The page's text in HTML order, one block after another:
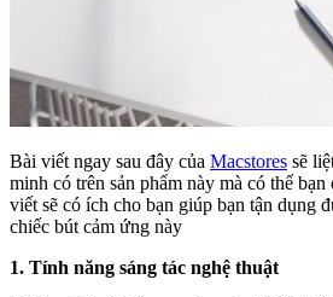
Bài viết ngay sau đây của Macstores sẽ
minh có trên sản phẩm này mà có thể
viết sẽ có ích cho bạn giúp bạn tận dụng
chiếc bút cảm ứng này
1. Tính năng sáng tác nghệ thuật